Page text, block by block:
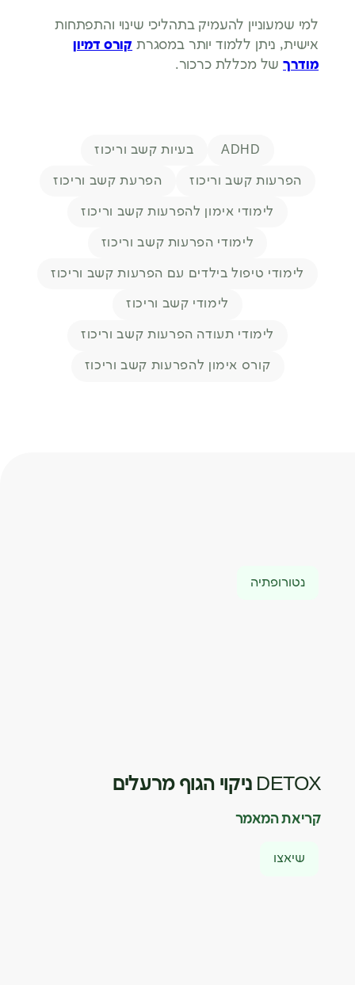
למי שמעוניין להעמיק בתהליכי שינוי והתפתחות
אישית, ניתן ללמוד יותר במסגרת קורס דמיון
מודרךשל מכללת כרכור.
ADHD בעיות קשב וריכוז
הפרעות קשב וריכוז הפרעת קשב וריכוז
לימודי אימון להפרעות קשב וריכוז
לימודי הפרעות קשב וריכוז
לימודי טיפול בילדים עם הפרעות קשב וריכוז
לימודי קשב וריכוז
לימודי תעודה הפרעות קשב וריכוז
קורס אימון להפרעות קשב וריכוז
נטורופתיה
DETOX ניקוי הגוף מרעלים
קריאת המאמר
שיאצו